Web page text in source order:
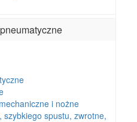
i nożne
szybkiego spustu, zwrotne,